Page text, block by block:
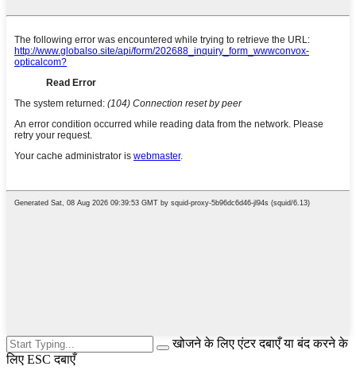
खोजने के लिए एंटर दबाएँ या बंद करने के
लिए ESC दबाएँ